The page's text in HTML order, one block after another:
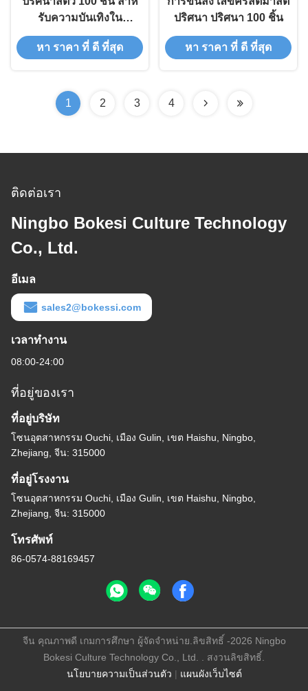
รับความบันเทิงใน
ครอบครัว
หา ราคา ที่ ดี ที่สุด
ปริศนา ปริศนา 100 ชิ้น
หา ราคา ที่ ดี ที่สุด
1 2 3 4
ติดต่อเรา
Ningbo Bokesi Culture Technology
Co., Ltd.
อีเมล
sales2@bokessi.com
เวลาทํางาน
08:00-24:00
ที่อยู่ของเรา
ที่อยู่บริษัท
โซนอุตสาหกรรม Ouchi, เมือง Gulin, เขต Haishu, Ningbo,
Zhejiang, จีน: 315000
ที่อยู่โรงงาน
โซนอุตสาหกรรม Ouchi, เมือง Gulin, เขต Haishu, Ningbo,
Zhejiang, จีน: 315000
โทรศัพท์
86-0574-88169457
นโยบายความเป็นส่วนตัว | แผนผังเว็บไซต์
จีน คุณภาพดี เกมการศึกษา ผู้จัดจําหน่าย.ลิขสิทธิ์ -2026 Ningbo
Bokesi Culture Technology Co., Ltd. . สงวนลิขสิทธิ์.